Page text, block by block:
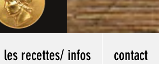
les recettes/ infos contact